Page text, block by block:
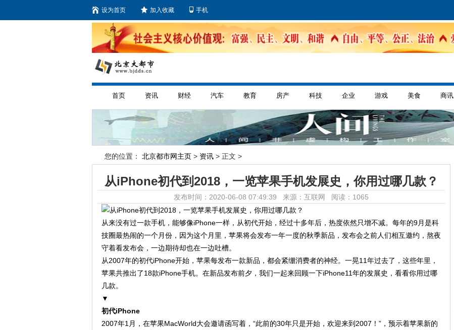
设为首页 加入收藏 手机
首页 资讯 财经 汽车 教育 房产 科技 企业 游戏 美食 商讯
您的位置： 北京都市网主页 > 资讯 > 正文 >
从iPhone初代到2018，一览苹果手机发展史，你用过哪几款？
发布时间：2020-06-08 07:49:39 来源：互联网 阅读：1065
从来没有过一款手机，能够像iPhone一样，从初代开始，经过十多年后，热度依然只增不减。每年的9月是科
技圈最热闹的一个月份，因为这个月里，苹果将会发布一年一度的秋季新品，发布会之前人们相互邀约，熬夜
守着看发布会，一边期待却也在一边吐槽。
从2007年的初代iPhone开始，苹果每发布一款新品，都会紧绷消费者的神经。一晃11年过去了，这些年里，
苹果共推出了18款iPhone手机。在新品发布前夕，我们一起来回顾一下iPhone11年的发展史，看看你用过哪
几款。
▼
初代iPhone
2007年1月，在苹果MacWorld大会邀请函写着，“此前的30年只是开始，欢迎来到2007！”，预示着苹果新的